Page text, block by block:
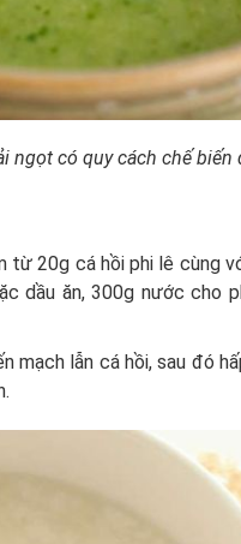
ngọt có quy cách chế biến
từ 20g cá hồi phi lê cùng
dầu ăn, 300g nước cho
mạch lẫn cá hồi, sau đó